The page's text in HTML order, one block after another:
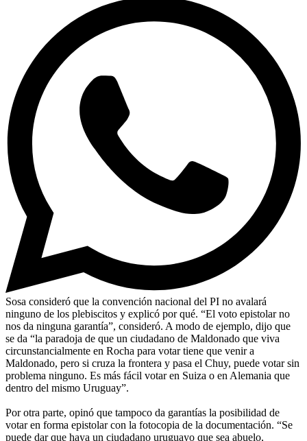
Sosa consideró que la convención nacional del PI no avalará
ninguno de los plebiscitos y explicó por qué. “El voto epistolar no
nos da ninguna garantía”, consideró. A modo de ejemplo, dijo que
se da “la paradoja de que un ciudadano de Maldonado que viva
circunstancialmente en Rocha para votar tiene que venir a
Maldonado, pero si cruza la frontera y pasa el Chuy, puede votar sin
problema ninguno. Es más fácil votar en Suiza o en Alemania que
dentro del mismo Uruguay”.
Por otra parte, opinó que tampoco da garantías la posibilidad de
votar en forma epistolar con la fotocopia de la documentación. “Se
puede dar que haya un ciudadano uruguayo que sea abuelo,